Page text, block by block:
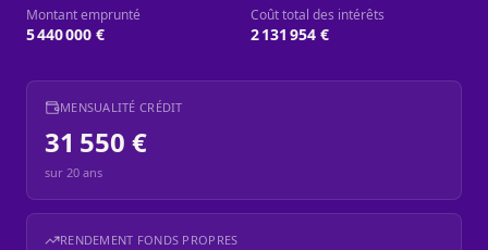
Montant emprunté
5 440 000 €
Coût total des intérêts
2 131 954 €
MENSUALITÉ CRÉDIT
31 550 €
sur 20 ans
RENDEMENT FONDS PROPRES